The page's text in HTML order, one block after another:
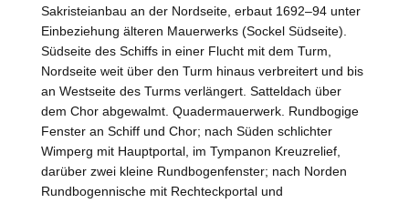
Sakristeianbau an der Nordseite, erbaut 1692–94 unter
Einbeziehung älteren Mauerwerks (Sockel Südseite).
Südseite des Schiffs in einer Flucht mit dem Turm,
Nordseite weit über den Turm hinaus verbreitert und bis
an Westseite des Turms verlängert. Satteldach über
dem Chor abgewalmt. Quadermauerwerk. Rundbogige
Fenster an Schiff und Chor; nach Süden schlichter
Wimperg mit Hauptportal, im Tympanon Kreuzrelief,
darüber zwei kleine Rundbogenfenster; nach Norden
Rundbogennische mit Rechteckportal und